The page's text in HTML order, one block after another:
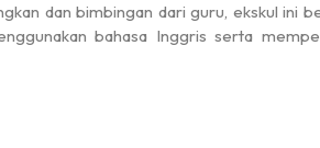
dan bimbingan dari guru, ekskul ini
bahasa Inggris serta